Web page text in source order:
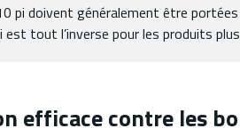
pi doivent généralement être
est tout l’inverse pour les produits
efficace contre les